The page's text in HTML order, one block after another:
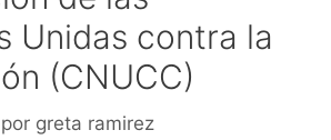
Unidas contra la
(CNUCC)
por greta ramirez